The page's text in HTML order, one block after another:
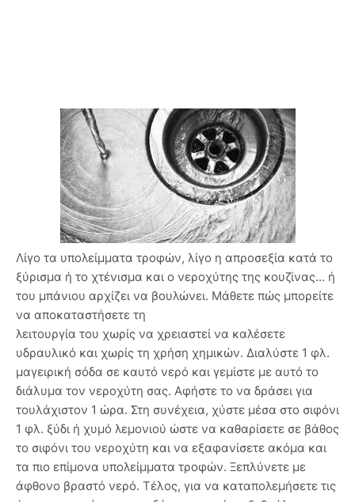
Λίγο τα υπολείμματα τροφών, λίγο η απροσεξία κατά το
ξύρισμα ή το χτένισμα και ο νεροχύτης της κουζίνας... ή
του μπάνιου αρχίζει να βουλώνει. Μάθετε πώς μπορείτε
να αποκαταστήσετε τη
λειτουργία του χωρίς να χρειαστεί να καλέσετε
υδραυλικό και χωρίς τη χρήση χημικών. Διαλύστε 1 φλ.
μαγειρική σόδα σε καυτό νερό και γεμίστε με αυτό το
διάλυμα τον νεροχύτη σας. Αφήστε το να δράσει για
τουλάχιστον 1 ώρα. Στη συνέχεια, χύστε μέσα στο σιφόνι
1 φλ. ξύδι ή χυμό λεμονιού ώστε να καθαρίσετε σε βάθος
το σιφόνι του νεροχύτη και να εξαφανίσετε ακόμα και
τα πιο επίμονα υπολείμματα τροφών. Ξεπλύνετε με
άφθονο βραστό νερό. Τέλος, για να καταπολεμήσετε τις